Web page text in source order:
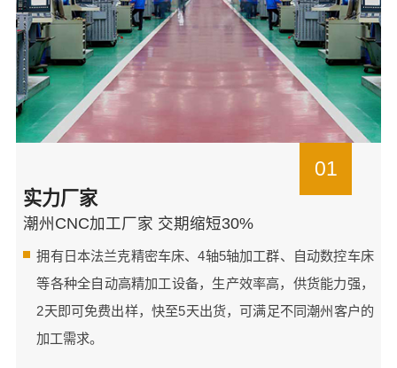
01
实力厂家
潮州CNC加工厂家 交期缩短30%
拥有日本法兰克精密车床、4轴5轴加工群、自动数控车床
等各种全自动高精加工设备，生产效率高，供货能力强，
2天即可免费出样，快至5天出货，可满足不同潮州客户的
加工需求。